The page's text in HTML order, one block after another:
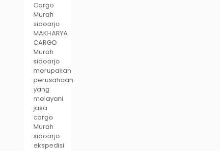
Cargo
Murah
sidoarjo
MAKHARYA
CARGO
Murah
sidoarjo
merupakan
perusahaan
yang
melayani
jasa
cargo
Murah
sidoarjo
ekspedisi